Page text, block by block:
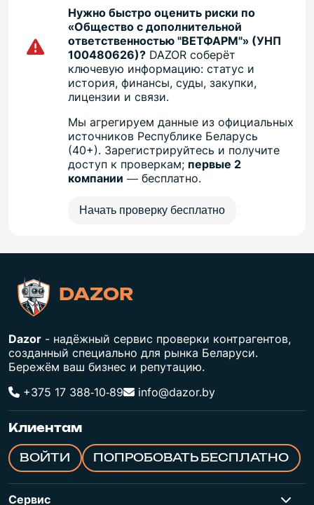
Нужно быстро оценить риски по
«Общество с дополнительной
ответственностью "ВЕТФАРМ"» (УНП
100480626)? DAZOR соберёт
ключевую информацию: статус и
история, финансы, суды, закупки,
лицензии и связи.
Мы агрегируем данные из официальных
источников Республике Беларусь
(40+). Зарегистрируйтесь и получите
доступ к проверкам; первые 2
компании — бесплатно.
Начать проверку бесплатно
DAZOR
Dazor - надёжный сервис проверки контрагентов,
созданный специально для рынка Беларуси.
Бережём ваш бизнес и репутацию.
+375 17 388‑10‑89
info@dazor.by
Клиентам
ВОЙТИ ПОПРОБОВАТЬ БЕСПЛАТНО
Сервис